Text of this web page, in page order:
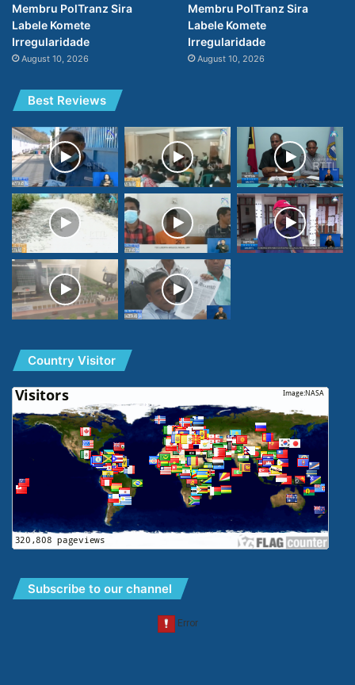
Membru PolTranz Sira
Labele Komete
Irregularidade
August 10, 2026
Membru PolTranz Sira
Labele Komete
Irregularidade
August 10, 2026
Best Reviews
Country Visitor
Subscribe to our channel